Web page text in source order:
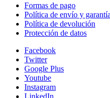
Formas de pago
Política de envío y
Política de devolución
Protección de datos
Facebook
Twitter
Google Plus
Youtube
Instagram
LinkedIn